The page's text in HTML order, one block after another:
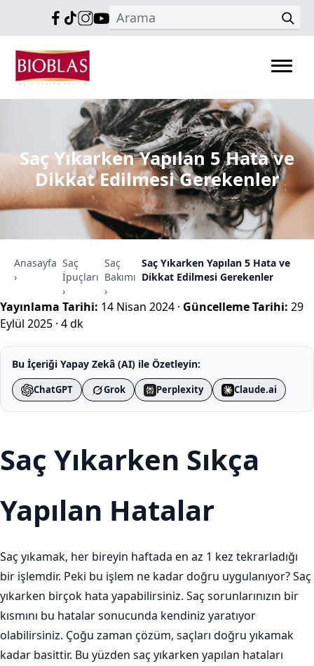
Saç Yıkarken Yapılan 5 Hata ve
Dikkat Edilmesi Gerekenler
Anasayfa
›
Saç
İpuçları
›
Saç
Bakımı
›
Saç Yıkarken Yapılan 5 Hata ve
Dikkat Edilmesi Gerekenler
Yayınlama Tarihi: 14 Nisan 2024 · Güncelleme Tarihi: 29
Eylül 2025 · 4 dk
Bu İçeriği Yapay Zekâ (AI) ile Özetleyin:
ChatGPT Grok Perplexity Claude.ai
Saç Yıkarken Sıkça
Yapılan Hatalar
Saç yıkamak, her bireyin haftada en az 1 kez tekrarladığı
bir işlemdir. Peki bu işlem ne kadar doğru uygulanıyor? Saç
yıkarken birçok hata yapabilirsiniz. Saç sorunlarınızın bir
kısmını bu hatalar sonucunda kendiniz yaratıyor
olabilirsiniz. Çoğu zaman çözüm, saçları doğru yıkamak
kadar basittir. Bu yüzden saç yıkarken yapılan hataları